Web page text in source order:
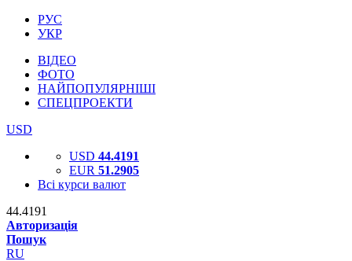
РУС
УКР
ВІДЕО
ФОТО
НАЙПОПУЛЯРНІШІ
СПЕЦПРОЕКТИ
USD
USD 44.4191
EUR 51.2905
Всі курси валют
44.4191
Авторизація
Пошук
RU